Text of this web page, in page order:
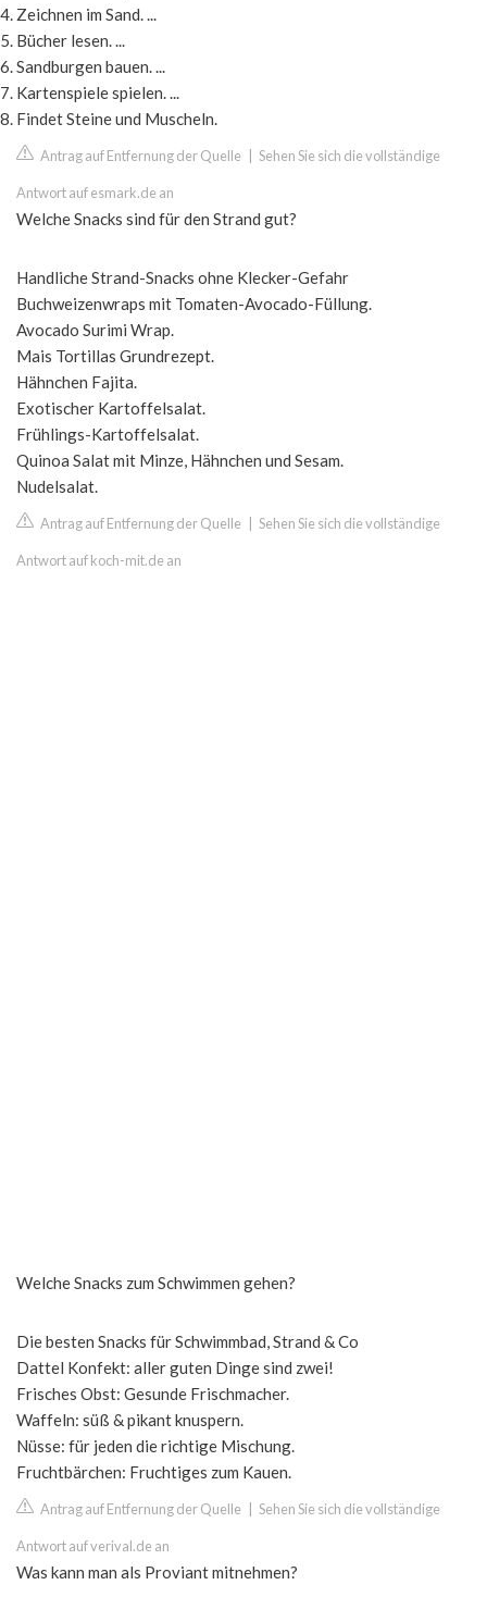
Zeichnen im Sand. ...
Bücher lesen. ...
Sandburgen bauen. ...
Kartenspiele spielen. ...
Findet Steine und Muscheln.
Antrag auf Entfernung der Quelle Sehen Sie sich die vollständige
Antwort auf esmark.de an
Welche Snacks sind für den Strand gut?
Handliche Strand-Snacks ohne Klecker-Gefahr
Buchweizenwraps mit Tomaten-Avocado-Füllung.
Avocado Surimi Wrap.
Mais Tortillas Grundrezept.
Hähnchen Fajita.
Exotischer Kartoffelsalat.
Frühlings-Kartoffelsalat.
Quinoa Salat mit Minze, Hähnchen und Sesam.
Nudelsalat.
Antrag auf Entfernung der Quelle Sehen Sie sich die vollständige
Antwort auf koch-mit.de an
Welche Snacks zum Schwimmen gehen?
Die besten Snacks für Schwimmbad, Strand & Co
Dattel Konfekt: aller guten Dinge sind zwei!
Frisches Obst: Gesunde Frischmacher.
Waffeln: süß & pikant knuspern.
Nüsse: für jeden die richtige Mischung.
Fruchtbärchen: Fruchtiges zum Kauen.
Antrag auf Entfernung der Quelle Sehen Sie sich die vollständige
Antwort auf verival.de an
Was kann man als Proviant mitnehmen?